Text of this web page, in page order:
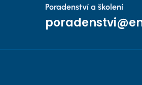
Poradenství a školení